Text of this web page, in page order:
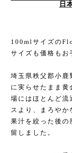
日
100mlサイズの
サイズも価格もお
埼玉県秩父郡小鹿
に実らせたまま黄
場にはほとんど流
スより、まろやか
果汁を絞った後の
留しました。